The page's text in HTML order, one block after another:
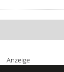
Anzeige